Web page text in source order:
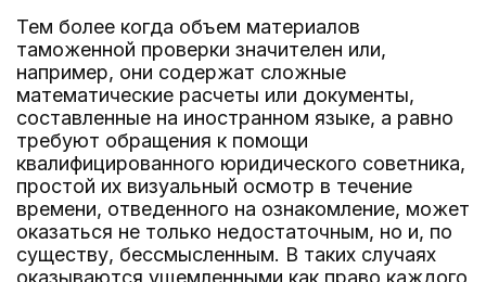
Тем более когда объем материалов
таможенной проверки значителен или,
например, они содержат сложные
математические расчеты или документы,
составленные на иностранном языке, а равно
требуют обращения к помощи
квалифицированного юридического советника,
простой их визуальный осмотр в течение
времени, отведенного на ознакомление, может
оказаться не только недостаточным, но и, по
существу, бессмысленным. В таких случаях
оказываются ущемленными как право каждого